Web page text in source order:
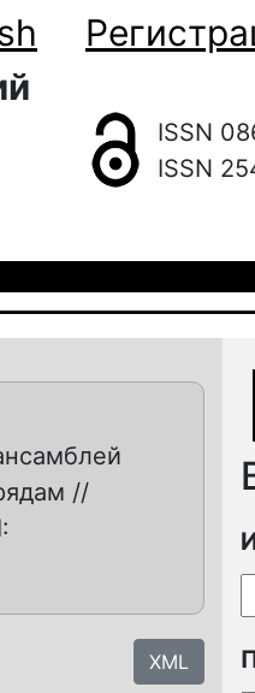
ISSN
ISSN
//
XML